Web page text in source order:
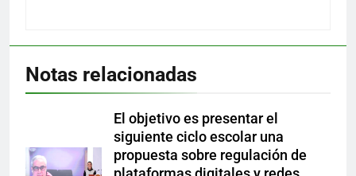
Notas relacionadas
El objetivo es presentar el
siguiente ciclo escolar una
propuesta sobre regulación de